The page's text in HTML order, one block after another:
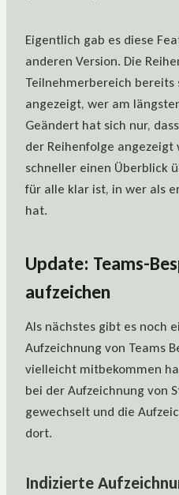
Eigentlich gab es diese
anderen Version. Die
Teilnehmerbereich bereits
angezeigt, wer am
Geändert hat sich nur,
der Reihenfolge angezeigt
schneller einen Überblick
für alle klar ist, in wer als
hat.
Update: Teams-
aufzeichen
Als nächstes gibt es noch
Aufzeichnung von Teams
vielleicht mitbekommen
bei der Aufzeichnung von
gewechselt und die
dort.
Indizierte